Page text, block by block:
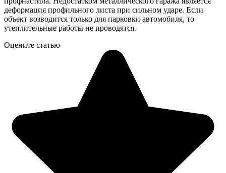
деформация профильного листа при сильном ударе. Если
объект возводится только для парковки автомобиля, то
утеплительные работы не проводятся.
Оцените статью